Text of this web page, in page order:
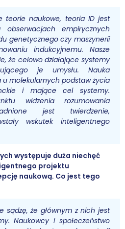
teorie naukowe, teoria ID jest
empirycznych
genetycznego czy maszynerii
indukcyjnemu. Nasze
że celowo działające systemy
je umysłu. Nauka
u molekularnych podstaw życia
i mające cel systemy.
widzenia rozumowania
jest twierdzenie,
wskutek inteligentnego
występuje duża niechęć
projektu
naukową. Co jest tego
sądzę, że głównym z nich jest
Naukowcy i społeczeństwo